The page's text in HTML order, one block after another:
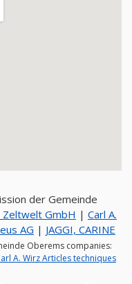
der Gemeinde
Zeltwelt GmbH | Carl A.
AG | JAGGI, CARINE
Oberems companies:
A. Wirz Articles techniques